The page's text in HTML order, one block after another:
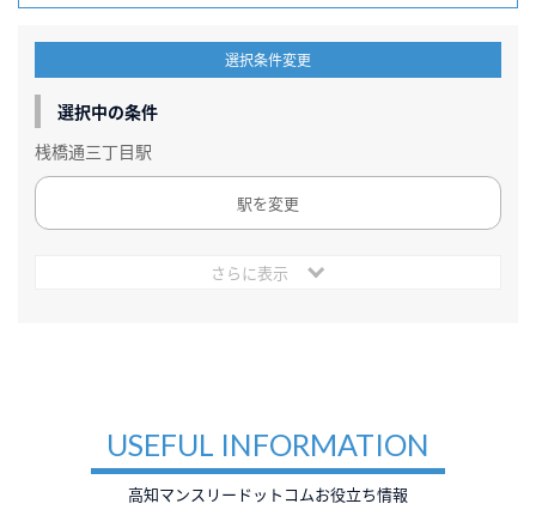
選択条件変更
選択中の条件
桟橋通三丁目駅
駅を変更
さらに表示
USEFUL INFORMATION
高知マンスリードットコムお役立ち情報